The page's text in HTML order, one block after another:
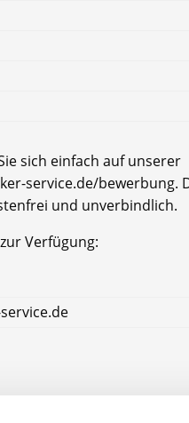
sich einfach auf unserer
service.de/bewerbung.
und unverbindlich.
Verfügung: